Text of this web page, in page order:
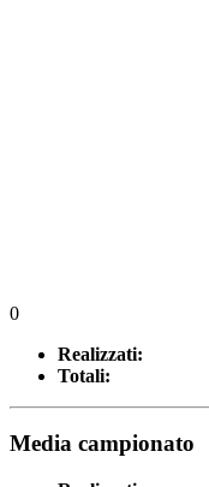
0
Realizzati:
Totali:
Media campionato